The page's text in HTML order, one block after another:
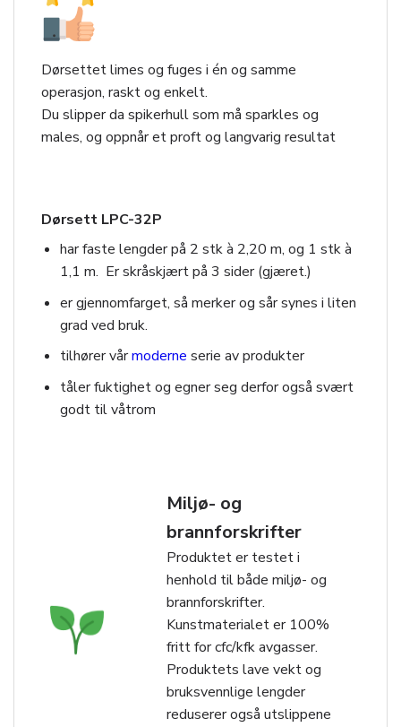
Dørsettet limes og fuges i én og samme
operasjon, raskt og enkelt.
Du slipper da spikerhull som må sparkles og
males, og oppnår et proft og langvarig resultat
Dørsett LPC-32P
har faste lengder på 2 stk à 2,20 m, og 1 stk à
1,1 m. Er skråskjært på 3 sider (gjæret.)
er gjennomfarget, så merker og sår synes i liten
grad ved bruk.
tilhører vårmoderne serie av produkter
tåler fuktighet og egner seg derfor også svært
godt til våtrom
Miljø- og
brannforskrifter
Produktet er testet i
henhold til både miljø- og
brannforskrifter.
Kunstmaterialet er 100%
fritt for cfc/kfk avgasser.
Produktets lave vekt og
bruksvennlige lengder
reduserer også utslippene